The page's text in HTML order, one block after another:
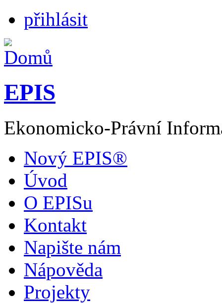
přihlásit
EPIS
Ekonomicko-Právní
Nový EPIS®
Úvod
O EPISu
Kontakt
Napište nám
Nápověda
Projekty